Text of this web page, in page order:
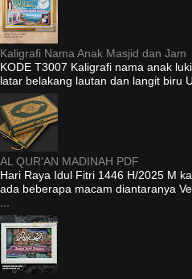
Kaligrafi Nama Anak Masjid dan Jam
KODE T3007 Kaligrafi nama anak
latar belakang lautan dan langit biru
AL QUR'AN MADINAH PDF
Hari Raya Idul Fitri 1446 H/2025 M
ada beberapa macam diantaranya